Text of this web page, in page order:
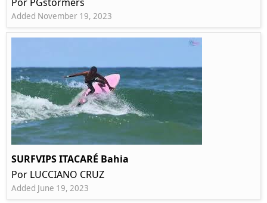
Added November 19, 2023
SURFVIPS ITACARÉ Bahia
Por LUCCIANO CRUZ
Added June 19, 2023